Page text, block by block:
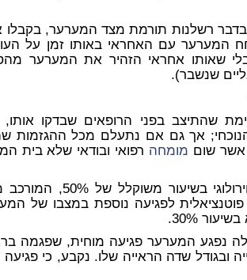
רשלנות תורמת מצד המערער, בקבלו
המערער עם האחראי באותו זמן על
שאותו אחראי הזהיר את המערער
שנשבר).
שהתיצב בפני הרופאים שבדקו אותו,
אך גם אם נתעלם מכל ההגזמות
אשר שום מומחה רפואי ובודאי שלא בית
השופט מצא, כי נגרם למערער נזק
ממשית בשיעור 30% וסכנה פוטנציאלית לפגיעה נוספת
30%.
נפגע המערער פגיעה מוחית, שפגמה
הראייה ובגודל שדה הראייה שלו. נקבע, כי